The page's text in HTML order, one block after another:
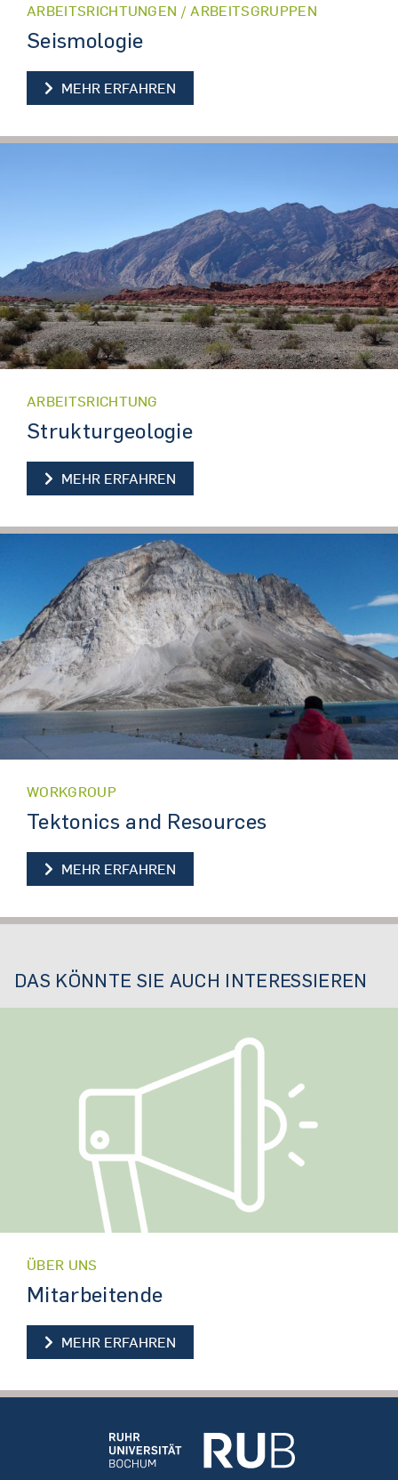
ARBEITSRICHTUNGEN / ARBEITSGRUPPEN
Seismologie
MEHR ERFAHREN
ARBEITSRICHTUNG
Strukturgeologie
MEHR ERFAHREN
WORKGROUP
Tektonics and Resources
MEHR ERFAHREN
DAS KÖNNTE SIE AUCH INTERESSIEREN
ÜBER UNS
Mitarbeitende
MEHR ERFAHREN